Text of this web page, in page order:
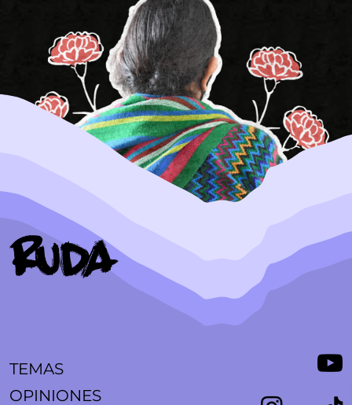
TEMAS
OPINIONES